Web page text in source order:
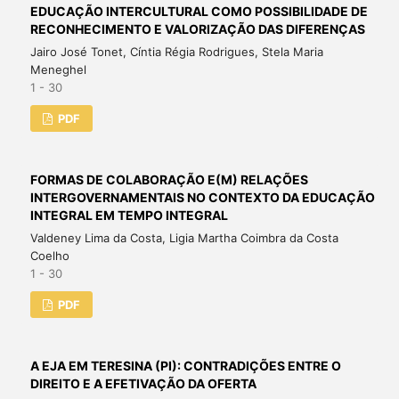
EDUCAÇÃO INTERCULTURAL COMO POSSIBILIDADE DE
RECONHECIMENTO E VALORIZAÇÃO DAS DIFERENÇAS
Jairo José Tonet, Cíntia Régia Rodrigues, Stela Maria
Meneghel
1 - 30
PDF
FORMAS DE COLABORAÇÃO E(M) RELAÇÕES
INTERGOVERNAMENTAIS NO CONTEXTO DA EDUCAÇÃO
INTEGRAL EM TEMPO INTEGRAL
Valdeney Lima da Costa, Ligia Martha Coimbra da Costa
Coelho
1 - 30
PDF
A EJA EM TERESINA (PI): CONTRADIÇÕES ENTRE O
DIREITO E A EFETIVAÇÃO DA OFERTA